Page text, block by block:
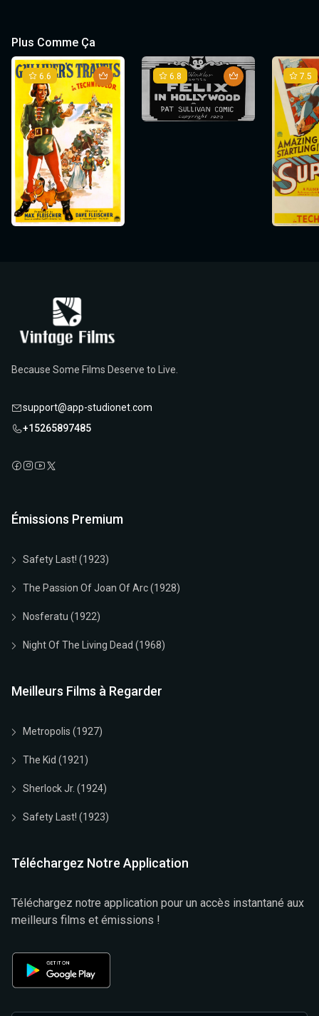
Plus Comme Ça
6.6 6.8 7.5
Because Some Films Deserve to Live.
support@app-studionet.com
+15265897485
Émissions Premium
Safety Last! (1923)
The Passion Of Joan Of Arc (1928)
Nosferatu (1922)
Night Of The Living Dead (1968)
Meilleurs Films à Regarder
Metropolis (1927)
The Kid (1921)
Sherlock Jr. (1924)
Safety Last! (1923)
Téléchargez Notre Application
Téléchargez notre application pour un accès instantané aux
meilleurs films et émissions !